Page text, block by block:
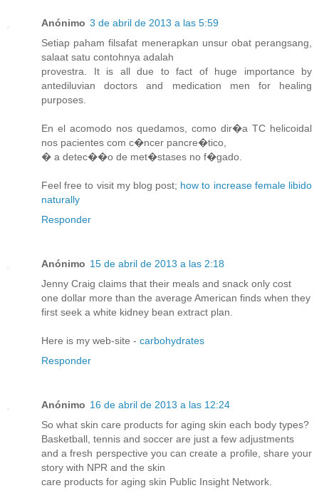
Anónimo 3 de abril de 2013 a las 5:59
Setiap paham filsafat menerapkan unsur obat perangsang,
salaat satu contohnya adalah
provestra. It is all due to fact of huge importance by
antediluvian doctors and medication men for healing
purposes.
En el acomodo nos quedamos, como dir�a TC helicoidal
nos pacientes com c�ncer pancre�tico,
� a detec��o de met�stases no f�gado.
Feel free to visit my blog post; how to increase female libido
naturally
Responder
Anónimo 15 de abril de 2013 a las 2:18
Jenny Craig claims that their meals and snack only cost
one dollar more than the average American finds when they
first seek a white kidney bean extract plan.
Here is my web-site - carbohydrates
Responder
Anónimo 16 de abril de 2013 a las 12:24
So what skin care products for aging skin each body types?
Basketball, tennis and soccer are just a few adjustments
and a fresh perspective you can create a profile, share your
story with NPR and the skin
care products for aging skin Public Insight Network.